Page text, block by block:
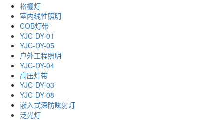
格栅灯
室内线性照明
COB灯带
YJC-DY-01
YJC-DY-05
户外工程照明
YJC-DY-04
高压灯带
YJC-DY-03
YJC-DY-08
嵌入式深防眩射灯
泛光灯